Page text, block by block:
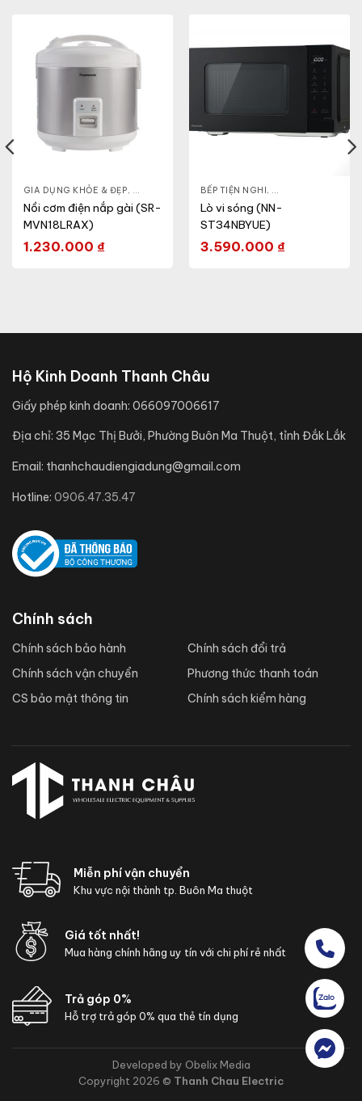
GIA DỤNG KHỎE & ĐẸP, NỒI - ẤM - CA - BÌNH ,NỒI CƠM ĐIỆN
Nồi cơm điện nắp gài (SR-
MVN18LRAX)
1.230.000 ₫
BẾP TIỆN NGHI , GIA DỤNG KHỎE &
Lò vi sóng (NN-
ST34NBYUE)
3.590.000 ₫
,LÒ VI SÓNG
Hộ Kinh Doanh Thanh Châu
Giấy phép kinh doanh: 066097006617
Địa chỉ: 35 Mạc Thị Bưởi, Phường Buôn Ma Thuột, tỉnh Đắk Lắk
Email: thanhchaudiengiadung@gmail.com
Hotline: 0906.47.35.47
Chính sách
Chính sách bảo hành
Chính sách vận chuyển
CS bảo mật thông tin
Chính sách đổi trả
Phương thức thanh toán
Chính sách kiểm hàng
Miễn phí vận chuyển
Khu vực nội thành tp. Buôn Ma thuột
Giá tốt nhất!
Mua hàng chính hãng uy tín với chi phí rẻ nhất
Trả góp 0%
Hỗ trợ trả góp 0% qua thẻ tín dụng
Developed by Obelix Media
Copyright 2026 © Thanh Chau Electric